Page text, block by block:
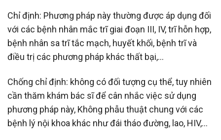
Chỉ định: Phương pháp này thường được áp dụng đối
với các bệnh nhân mắc trĩ giai đoạn III, IV, trĩ hỗn hợp,
bệnh nhân sa trĩ tắc mạch, huyết khối, bệnh trĩ và
điều trị các phương pháp khác thất bại,…
Chống chỉ định: không có đối tượng cụ thể, tuy nhiên
cần thăm khám bác sĩ để cân nhắc việc sử dụng
phương pháp này, Không phẫu thuật chung với các
bệnh lý nội khoa khác như đái tháo đường, lao, HIV,…